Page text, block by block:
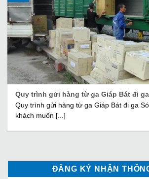
Quy trình gửi hàng từ ga Giáp Bát đi
Quy trình gửi hàng từ ga Giáp Bát đi ga
khách muốn [...]
ĐĂNG KÝ NHẬN